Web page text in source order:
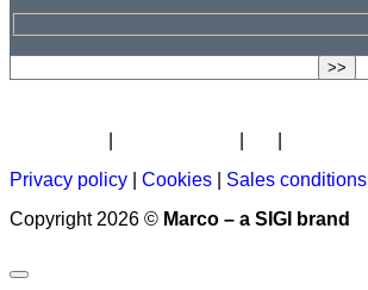
Privacy policy
Cookies Sales conditions
Copyright 2026 © Marco – a SIGI brand